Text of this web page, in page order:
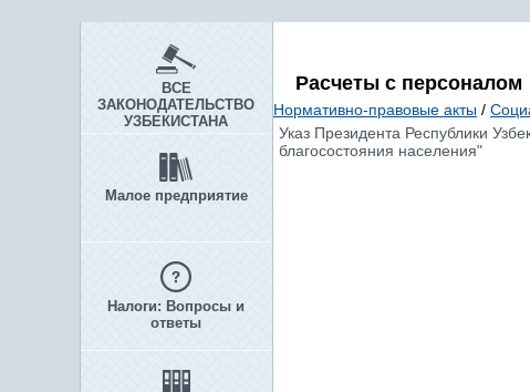
ВСЕ
ЗАКОНОДАТЕЛЬСТВО
УЗБЕКИСТАНА
Малое предприятие
Налоги: Вопросы и
ответы
Расчеты с персоналом
Нормативно-правовые акты /
Указ Президента Республики
благосостояния населения"